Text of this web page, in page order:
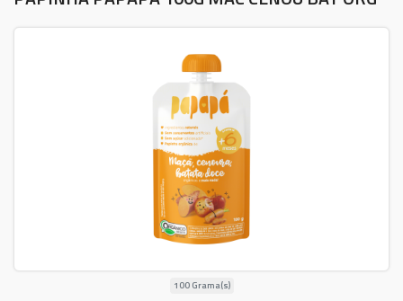
100 Grama(s)